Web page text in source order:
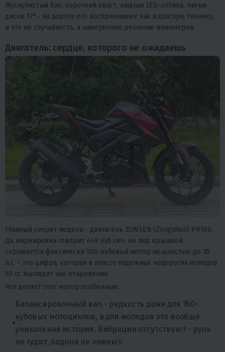
Мускулистый бак, короткий хвост, хищная LED-оптика, литые
диски 17" - на дороге его воспринимают как взрослую технику,
и это не случайность, а намеренное решение инженеров.
Двигатель: сердце, которого не ожидаешь
Главный секрет модели - двигатель ZONSEN (Zongshen) PR160.
Да, маркировка говорит «49 куб.см», но под крышкой
скрывается фактически 160-кубовый мотор мощностью до 20
л.с. - это цифра, которая в классе надежных недорогих мопедов
50 cc выглядит как откровение.
Что делает этот мотор особенным:
Балансировочный вал - редкость даже для 160-
кубовых мотоциклов, а для мопедов это вообще
уникальная история. Вибрации отсутствуют - руль
не гудит, ладони не немеют.